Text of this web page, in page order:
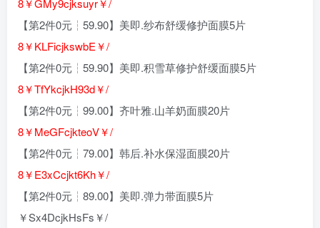
8￥GMy9cjksuyr￥/
【第2件0元┆59.90】美即.纱布舒缓修护面膜5片
8￥KLFicjkswbE￥/
【第2件0元┆59.90】美即.积雪草修护舒缓面膜5片
8￥TfYkcjkH93d￥/
【第2件0元┆99.00】齐叶雅.山羊奶面膜20片
8￥MeGFcjkteoV￥/
【第2件0元┆79.00】韩后.补水保湿面膜20片
8￥E3xCcjkt6Kh￥/
【第2件0元┆89.00】美即.弹力带面膜5片
￥Sx4DcjkHsFs￥/